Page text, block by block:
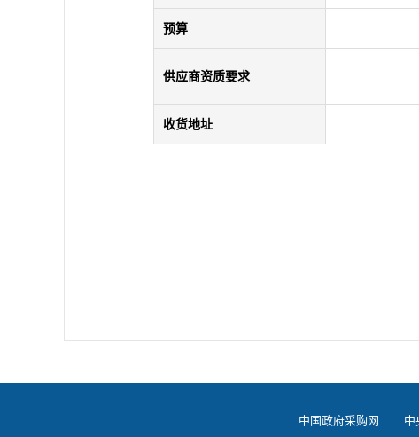
预算
供应商资质要求
收货地址
中国政府采购网 中